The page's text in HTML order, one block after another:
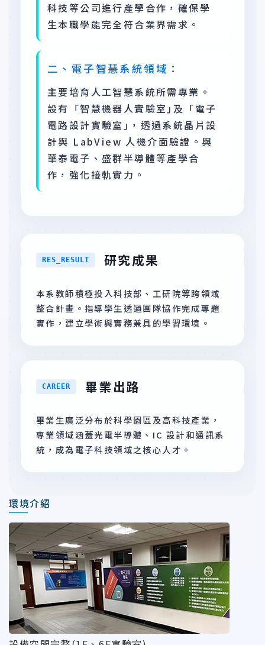
科技等公司進行產學合作，確保學
生本職學能完全符合業界需求。
二、電子智慧系統領域：
主要培育人工智慧系統所需專業。
設有「智慧機器人實驗室｣及「電子
電路設計實驗室｣，透過系統晶片設
計與 LabView 人機介面驗證。與
華泰電子、盛群半導體等產學合
作，強化接軌實力。
RES_RESULT 研究成果
本系教師積極投入科技部、工研院等跨領域
整合計畫。指導學生透過團隊協作完成專題
實作，建立學術與實務兼具的學習環境。
CAREER 畢業出路
畢業生廣泛分布於科學園區及高科技產業，
專業領域涵蓋光電半導體、IC 設計和通訊系
統，成為電子科技領域之核心人才。
環境介紹